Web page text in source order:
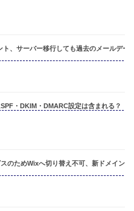
、サーバー移行しても過去のメールデー
・DKIM・DMARC設定は含まれる？
のためWixへ切り替え不可、新ドメインで